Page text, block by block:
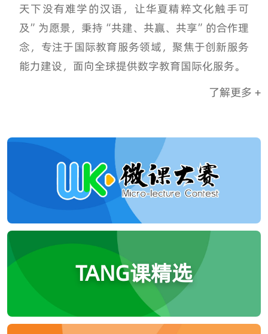
天下没有难学的汉语，让华夏精粹文化触手可
及”为愿景，秉持“共建、共赢、共享”的合作理
念，专注于国际教育服务领域，聚焦于创新服务
能力建设，面向全球提供数字教育国际化服务。
了解更多 +
TANG课精选